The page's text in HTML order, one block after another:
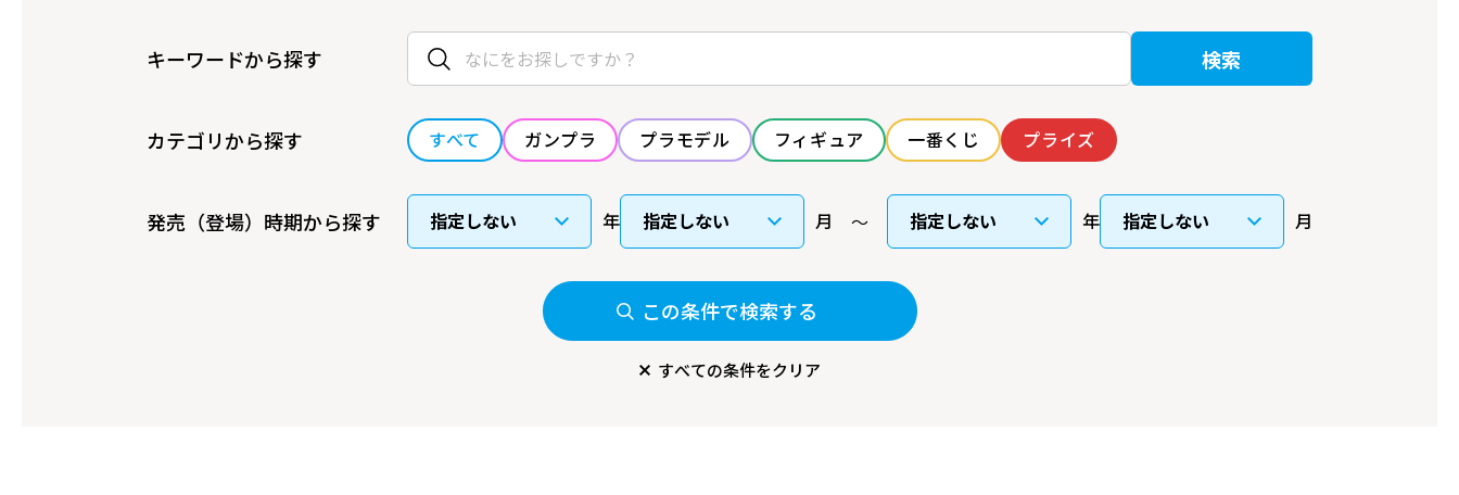
キーワードから探す 検索
カテゴリから探す すべて ガンプラ プラモデル フィギュア 一番くじ プライズ
発売（登場）時期から探す 年 月 年 月
この条件で検索する
すべての条件をクリア